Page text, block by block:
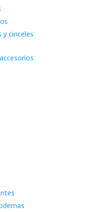
cinceles